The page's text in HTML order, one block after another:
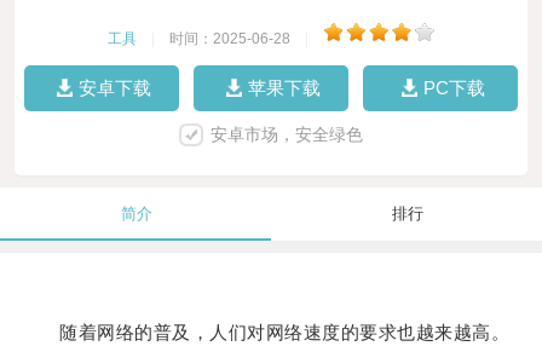
工具 时间：2025-06-28
安卓下载 苹果下载 PC下载
安卓市场，安全绿色
简介 排行
随着网络的普及，人们对网络速度的要求也越来越高。